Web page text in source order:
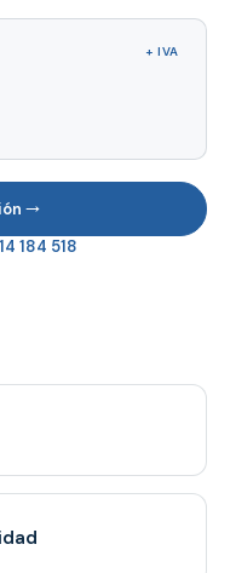
+ IVA
→
184 518